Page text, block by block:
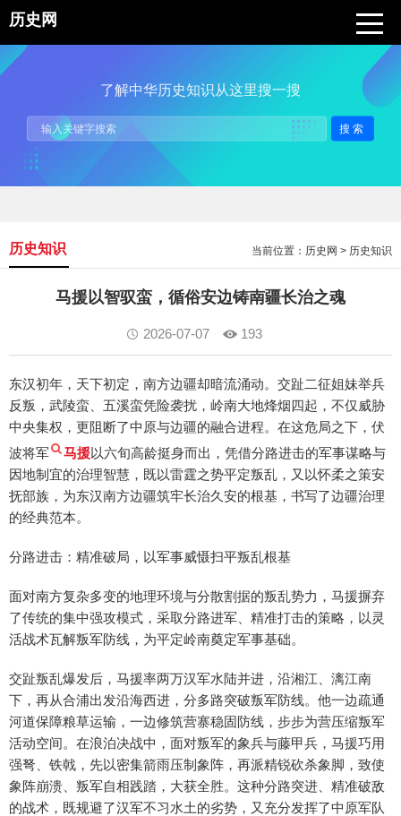
历史网
了解中华历史知识从这里搜一搜
搜索
当前位置： 历史网 > 历史知识
历史知识
马援以智驭蛮，循俗安边铸南疆长治之魂
2026-07-07 193
东汉初年，天下初定，南方边疆却暗流涌动。交趾二征姐妹举兵
反叛，武陵蛮、五溪蛮凭险袭扰，岭南大地烽烟四起，不仅威胁
中央集权，更阻断了中原与边疆的融合进程。在这危局之下，伏
波将军
马援以六旬高龄挺身而出，凭借分路进击的军事谋略与
因地制宜的治理智慧，既以雷霆之势平定叛乱，又以怀柔之策安
抚部族，为东汉南方边疆筑牢长治久安的根基，书写了边疆治理
的经典范本。
分路进击：精准破局，以军事威慑扫平叛乱根基
面对南方复杂多变的地理环境与分散割据的叛乱势力，马援摒弃
了传统的集中强攻模式，采取分路进军、精准打击的策略，以灵
活战术瓦解叛军防线，为平定岭南奠定军事基础。
交趾叛乱爆发后，马援率两万汉军水陆并进，沿湘江、漓江南
下，再从合浦出发沿海西进，分多路突破叛军防线。他一边疏通
河道保障粮草运输，一边修筑营寨稳固防线，步步为营压缩叛军
活动空间。在浪泊决战中，面对叛军的象兵与藤甲兵，马援巧用
强弩、铁戟，先以密集箭雨压制象阵，再派精锐砍杀象脚，致使
象阵崩溃、叛军自相践踏，大获全胜。这种分路突进、精准破敌
的战术，既规避了汉军不习水土的劣势，又充分发挥了中原军队